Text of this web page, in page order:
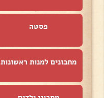
פסטה
מתכונים למנות ראשונות